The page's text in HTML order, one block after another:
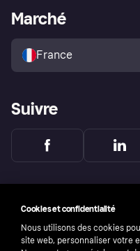
Explorez les magasins
Politique de protection de
l’acheteur Klarna
Portail Marchand
Marché
France
Suivre
Cookies et confidentialité
Nous utilisons des cookies
site web, personnaliser votre